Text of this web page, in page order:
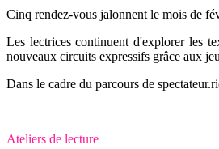
Cinq rendez-vous jalonnent le mois de
Les lectrices continuent d'explorer les
nouveaux circuits expressifs grâce aux
Dans le cadre du parcours de
Ateliers de lecture